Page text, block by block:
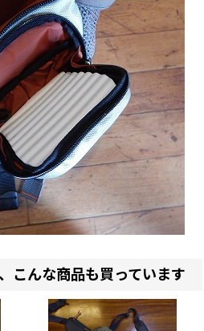
こんな商品も買っています